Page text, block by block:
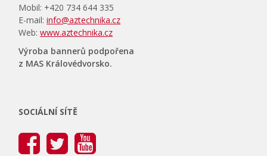
Mobil: +420 734 644 335
E-mail:info@aztechnika.cz
Web:www.aztechnika.cz
Výroba bannerů podpořena
z MAS Královédvorsko.
SOCIÁLNÍ SÍTĚ